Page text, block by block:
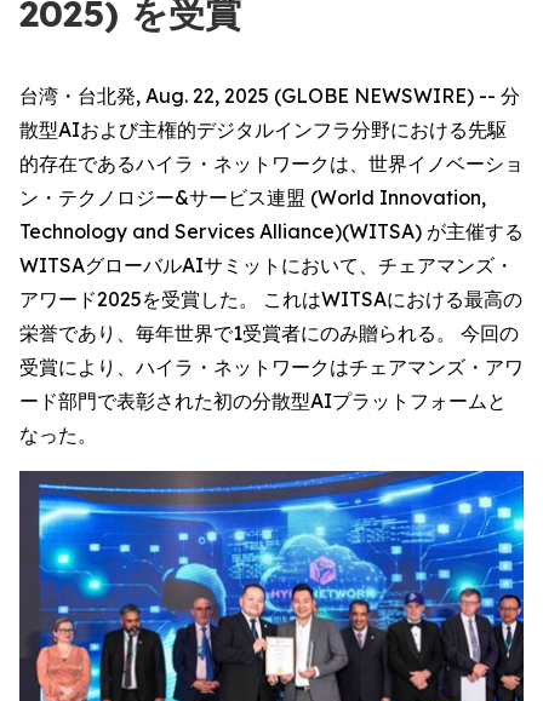
2025) を受賞
台湾・台北発, Aug. 22, 2025 (GLOBE NEWSWIRE) -- 分
散型AIおよび主権的デジタルインフラ分野における先駆
的存在であるハイラ・ネットワークは、世界イノベーショ
ン・テクノロジー&サービス連盟 (World Innovation,
Technology and Services Alliance)(WITSA) が主催する
WITSAグローバルAIサミットにおいて、チェアマンズ・
アワード2025を受賞した。 これはWITSAにおける最高の
栄誉であり、毎年世界で1受賞者にのみ贈られる。 今回の
受賞により、ハイラ・ネットワークはチェアマンズ・アワ
ード部門で表彰された初の分散型AIプラットフォームと
なった。